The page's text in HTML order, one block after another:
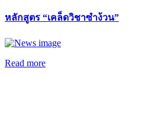
หลักสูตร “เคล็ดวิชาซำง้วน”
Read more